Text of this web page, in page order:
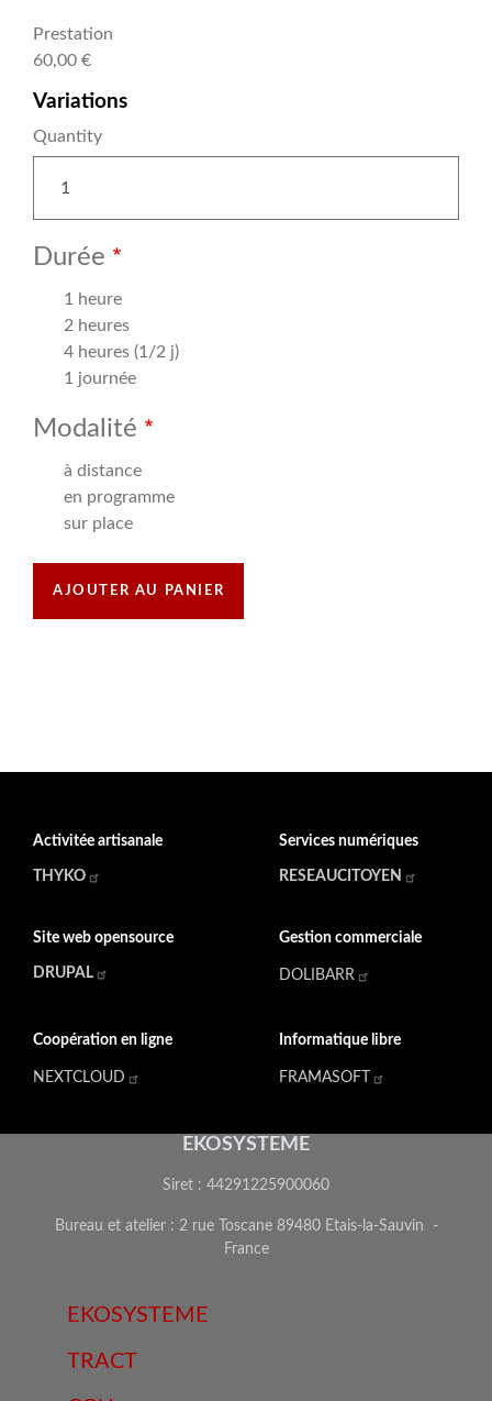
Prestation
60,00 €
Variations
Quantity
Durée
1 heure
2 heures
4 heures (1/2 j)
1 journée
Modalité
à distance
en programme
sur place
Activitée artisanale
THYKO
Services numériques
RESEAUCITOYEN
Site web opensource
DRUPAL
Gestion commerciale
DOLIBARR
Coopération en ligne
NEXTCLOUD
Informatique libre
FRAMASOFT
EKOSYSTEME
Siret : 44291225900060
Bureau et atelier : 2 rue Toscane 89480 Etais-la-Sauvin -
France
EKOSYSTEME
TRACT